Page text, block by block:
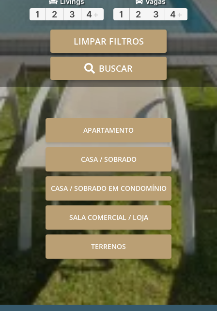
1 2 3 4 + 1 2 3 4 +
LIMPAR FILTROS
BUSCAR
APARTAMENTO
CASA / SOBRADO
CASA / SOBRADO EM CONDOMÍNIO
SALA COMERCIAL / LOJA
TERRENOS